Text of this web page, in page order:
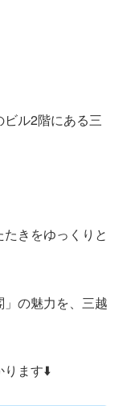
ル2階にある三
きをゆっくりと
の魅力を、三越
ります⬇️